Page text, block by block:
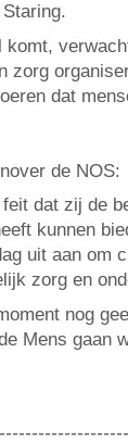
zorg
dat
de NOS:
dat zij de
kunnen
uit aan om
zorg en
nog
Mens gaan